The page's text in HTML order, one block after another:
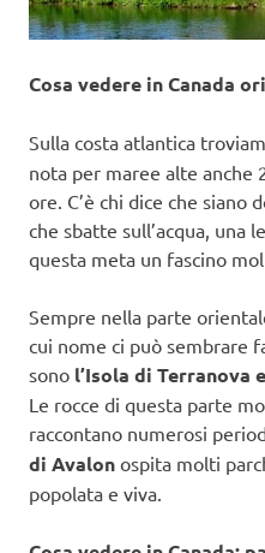
Cosa vedere in Canada
Sulla costa atlantica
nota per maree alte anche
ore. C’è chi dice che siano
che sbatte sull’acqua, una
questa meta un fascino
Sempre nella parte
cui nome ci può sembrare
sono l’Isola di
Le rocce di questa parte
raccontano numerosi
di Avalon ospita molti
popolata e viva.